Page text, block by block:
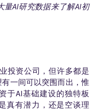
量AI研究数据来了解AI初
投资公司，但许多都是
一间可以突围而出，惟
于AI基础建设的独特板
真有潜力，还是空谈理